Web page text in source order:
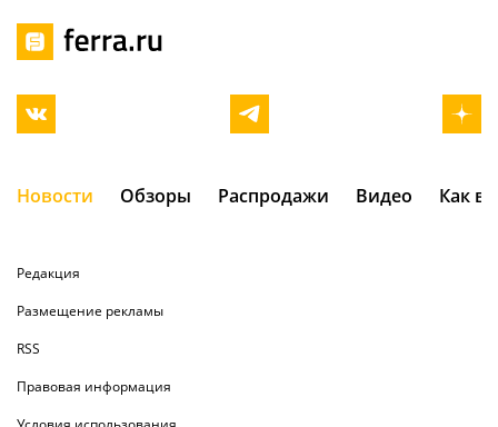
Новости Обзоры Распродажи Видео Как
Редакция
Размещение рекламы
RSS
Правовая информация